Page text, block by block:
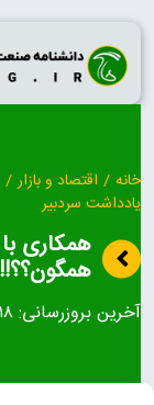
Skip
content
خانه / اقتصاد و بازار /
یادداشت سردبیر
همکاری
همگون؟؟!!
آخرین بروزرسانی: